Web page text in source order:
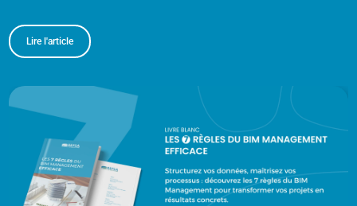
Lire l'article